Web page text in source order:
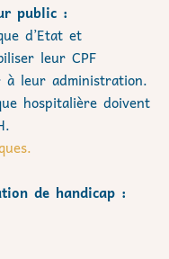
public :
d’Etat et
leur CPF
à leur administration.
hospitalière doivent
de handicap :